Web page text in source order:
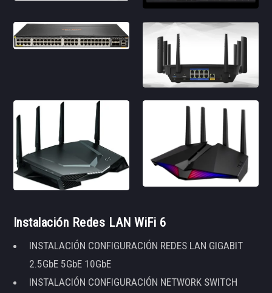
Instalación Redes LAN WiFi 6
INSTALACIÓN CONFIGURACIÓN REDES LAN GIGABIT
2.5GbE 5GbE 10GbE
INSTALACIÓN CONFIGURACIÓN NETWORK SWITCH